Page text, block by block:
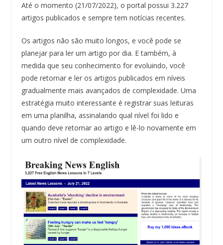
Até o momento (21/07/2022), o portal possui 3.227
artigos publicados e sempre tem notícias recentes.
Os artigos não são muito longos, e você pode se
planejar para ler um artigo por dia. E também, à
medida que seu conhecimento for evoluindo, você
pode retornar e ler os artigos publicados em níveis
gradualmente mais avançados de complexidade. Uma
estratégia muito interessante é registrar suas leituras
em uma planilha, assinalando qual nível foi lido e
quando deve retornar ao artigo e lê-lo novamente em
um outro nível de complexidade.